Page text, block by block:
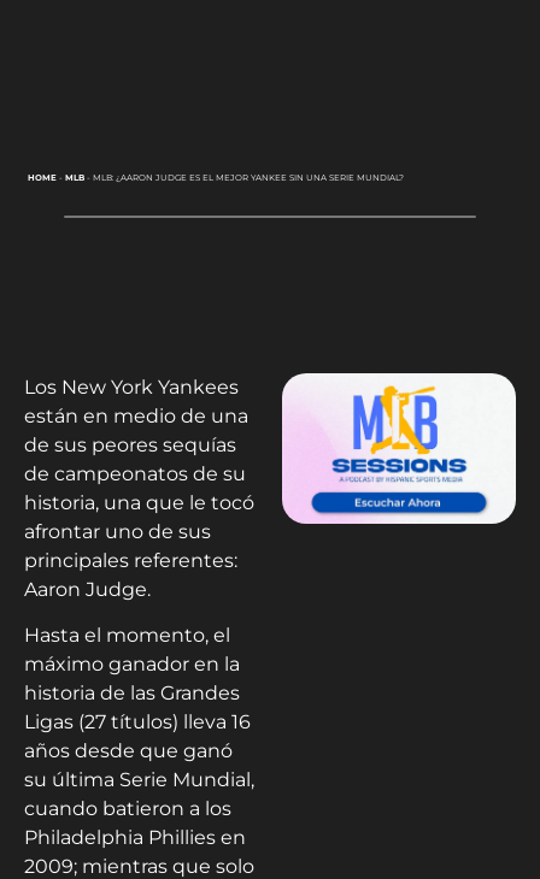
HOME- MLB- MLB: ¿AARON JUDGE ES EL MEJOR YANKEE SIN UNA SERIE MUNDIAL?
Los New York Yankees
están en medio de una
de sus peores sequías
de campeonatos de su
historia, una que le tocó
afrontar uno de sus
principales referentes:
Aaron Judge.
Hasta el momento, el
máximo ganador en la
historia de las Grandes
Ligas (27 títulos) lleva 16
años desde que ganó
su última Serie Mundial,
cuando batieron a los
Philadelphia Phillies en
2009; mientras que solo